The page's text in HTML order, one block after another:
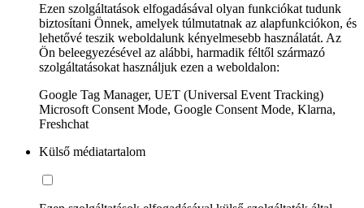
Ezen szolgáltatások elfogadásával olyan funkciókat tudunk
biztosítani Önnek, amelyek túlmutatnak az alapfunkciókon, és
lehetővé teszik weboldalunk kényelmesebb használatát. Az
Ön beleegyezésével az alábbi, harmadik féltől származó
szolgáltatásokat használjuk ezen a weboldalon:
Google Tag Manager, UET (Universal Event Tracking)
Microsoft Consent Mode, Google Consent Mode, Klarna,
Freshchat
Külső médiatartalom